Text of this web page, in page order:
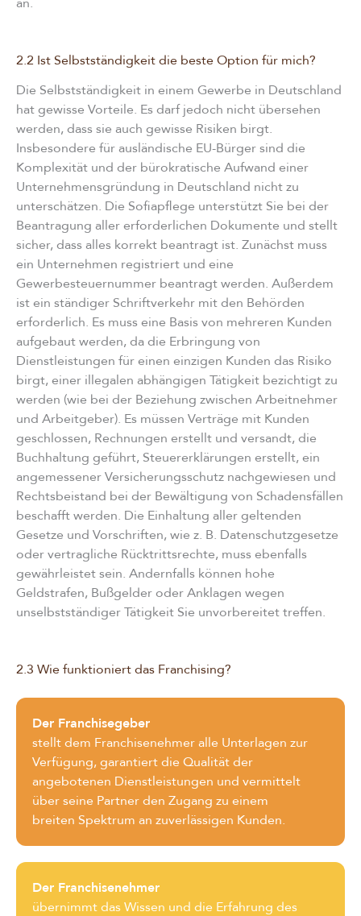
2.2 Ist Selbstständigkeit die beste Option für mich?
Die Selbstständigkeit in einem Gewerbe in Deutschland
hat gewisse Vorteile. Es darf jedoch nicht übersehen
werden, dass sie auch gewisse Risiken birgt.
Insbesondere für ausländische EU-Bürger sind die
Komplexität und der bürokratische Aufwand einer
Unternehmensgründung in Deutschland nicht zu
unterschätzen. Die Sofiapflege unterstützt Sie bei der
Beantragung aller erforderlichen Dokumente und stellt
sicher, dass alles korrekt beantragt ist. Zunächst muss
ein Unternehmen registriert und eine
Gewerbesteuernummer beantragt werden. Außerdem
ist ein ständiger Schriftverkehr mit den Behörden
erforderlich. Es muss eine Basis von mehreren Kunden
aufgebaut werden, da die Erbringung von
Dienstleistungen für einen einzigen Kunden das Risiko
birgt, einer illegalen abhängigen Tätigkeit bezichtigt zu
werden (wie bei der Beziehung zwischen Arbeitnehmer
und Arbeitgeber). Es müssen Verträge mit Kunden
geschlossen, Rechnungen erstellt und versandt, die
Buchhaltung geführt, Steuererklärungen erstellt, ein
angemessener Versicherungsschutz nachgewiesen und
Rechtsbeistand bei der Bewältigung von Schadensfällen
beschafft werden. Die Einhaltung aller geltenden
Gesetze und Vorschriften, wie z. B. Datenschutzgesetze
oder vertragliche Rücktrittsrechte, muss ebenfalls
gewährleistet sein. Andernfalls können hohe
Geldstrafen, Bußgelder oder Anklagen wegen
unselbstständiger Tätigkeit Sie unvorbereitet treffen.
2.3 Wie funktioniert das Franchising?
Der Franchisegeber
stellt dem Franchisenehmer alle Unterlagen zur
Verfügung, garantiert die Qualität der
angebotenen Dienstleistungen und vermittelt
über seine Partner den Zugang zu einem
breiten Spektrum an zuverlässigen Kunden.
Der Franchisenehmer
übernimmt das Wissen und die Erfahrung des